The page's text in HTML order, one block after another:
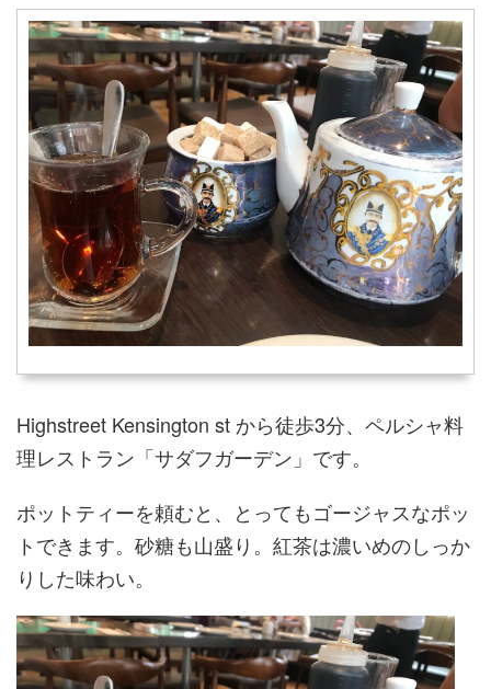
Highstreet Kensington st から徒歩3分、ペルシャ料
理レストラン「サダフガーデン」です。
ポットティーを頼むと、とってもゴージャスなポッ
トできます。砂糖も山盛り。紅茶は濃いめのしっか
りした味わい。